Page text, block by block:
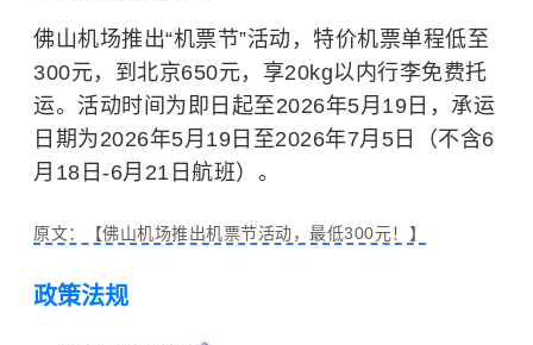
佛山机场推出“机票节”活动，特价机票单程低至
300元，到北京650元，享20kg以内行李免费托
运。活动时间为即日起至2026年5月19日，承运
日期为2026年5月19日至2026年7月5日（不含6
月18日-6月21日航班）。
原文：【佛山机场推出机票节活动，最低300元！】
政策法规